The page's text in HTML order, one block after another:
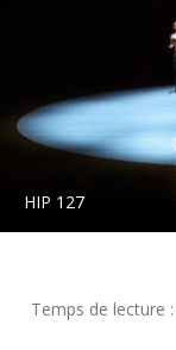
HIP 127